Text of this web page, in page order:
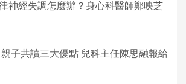
神經失調怎麼辦？身心科醫師鄭映芝
親子共讀三大優點 兒科主任陳思融報給